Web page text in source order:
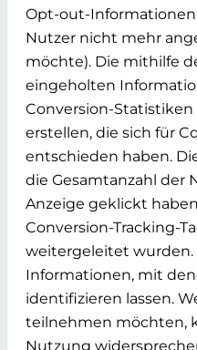
Opt-out-Informationen
Nutzer nicht mehr
möchte). Die mithilfe
eingeholten
Conversion-
erstellen, die sich für
entschieden haben.
die Gesamtanzahl der
Anzeige geklickt
Conversion-Tracking-
weitergeleitet wurden.
Informationen, mit
identifizieren lassen.
teilnehmen möchten,
Nutzung